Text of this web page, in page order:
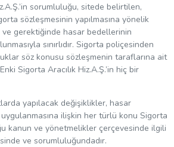
sorumluluğu, sitede belirtilen,
sözleşmesinin yapılmasına yönelik
ve gerektiğinde hasar bedellerinin
sınırlıdır. Sigorta poliçesinden
söz konusu sözleşmenin taraflarına ait
Sigorta Aracılık Hiz.A.Ş.’in hiç bir
yapılacak değişiklikler, hasar
ilişkin her türlü konu Sigorta
kanun ve yönetmelikler çerçevesinde ilgili
ve sorumluluğundadır.